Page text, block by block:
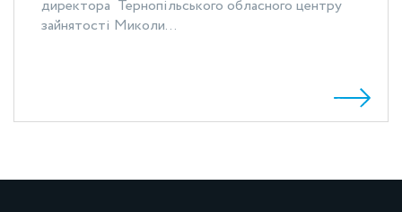
директора Тернопільського обласного центру
зайнятості Миколи...